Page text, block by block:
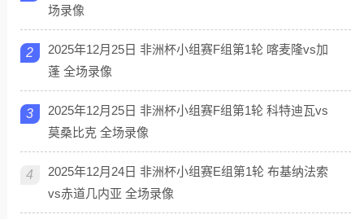
场录像
2
2025年12月25日 非洲杯小组赛F组第1轮 喀麦隆vs加
蓬 全场录像
3
2025年12月25日 非洲杯小组赛F组第1轮 科特迪瓦vs
莫桑比克 全场录像
4
2025年12月24日 非洲杯小组赛E组第1轮 布基纳法索
vs赤道几内亚 全场录像